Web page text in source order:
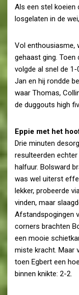
Als een stel koeien
losgelaten in de
Vol enthousiasme,
gehaast ging.
volgde al snel de
Jan en hij rondde
waar Thomas,
de duggouts high
Eppie met het
Drie minuten
resulteerden
halfuur. Bolsward
was wel uiterst
lekker, probeerde
vinden, maar
Afstandspogingen
corners brachten
een mooie
miste kracht. Maar
toen Egbert een
binnen knikte: 2-2.